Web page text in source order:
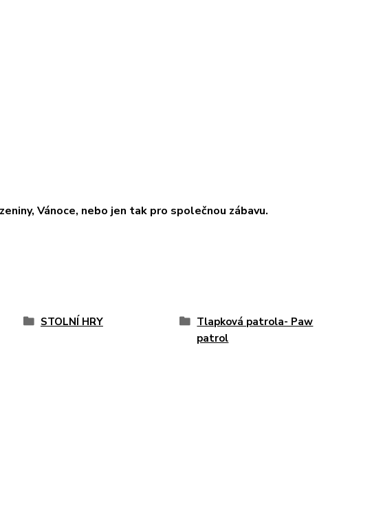
Vánoce, nebo jen tak pro společnou zábavu.
STOLNÍ HRY
Tlapková patrola- Paw
patrol